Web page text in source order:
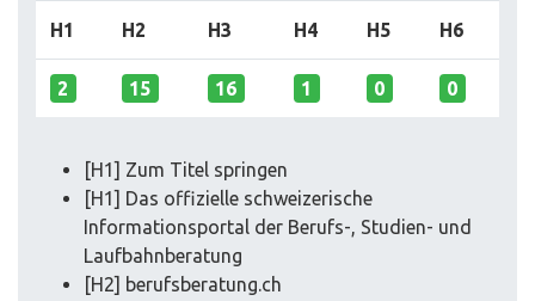
H1 H2 H3 H4 H5 H6
2 15 16 1 0 0
[H1] Zum Titel springen
[H1] Das offizielle schweizerische
Informationsportal der Berufs-, Studien- und
Laufbahnberatung
[H2] berufsberatung.ch